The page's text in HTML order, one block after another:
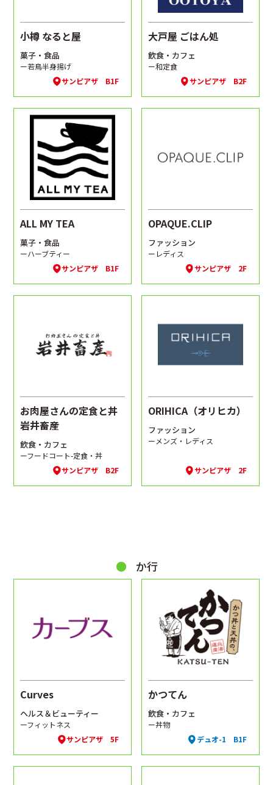
小樽 なると屋
菓子・食品
ー若鳥半身揚げ
サンピアザ B1F
大戸屋 ごはん処
飲食・カフェ
ー和定食
サンピアザ B2F
ALL MY TEA
菓子・食品
ーハーブティー
サンピアザ B1F
OPAQUE.CLIP
ファッション
ーレディス
サンピアザ 2F
お肉屋さんの定食と丼
岩井畜産
飲食・カフェ
ーフードコート-定食・丼
サンピアザ B2F
ORIHICA（オリヒカ）
ファッション
ーメンズ・レディス
サンピアザ 2F
か行
Curves
ヘルス＆ビューティー
ーフィットネス
サンピアザ 5F
かつてん
飲食・カフェ
ー丼物
デュオ-1 B1F